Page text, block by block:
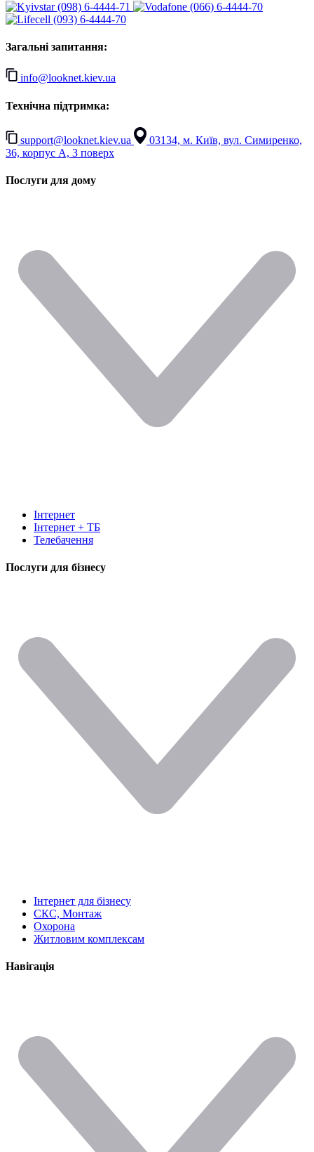
(098) 6-4444-71
(066) 6-4444-70
(093) 6-4444-70
Загальні запитання:
info@looknet.kiev.ua
Технічна підтримка:
support@looknet.kiev.ua
03134, м. Київ, вул. Симиренко,
36, корпус А, 3 поверх
Послуги для дому
Інтернет
Інтернет + ТБ
Телебачення
Послуги для бізнесу
Інтернет для бізнесу
СКС, Монтаж
Охорона
Житловим комплексам
Навігація